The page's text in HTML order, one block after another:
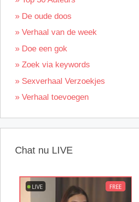
» De oude doos
» Verhaal van de week
» Doe een gok
» Zoek via keywords
» Sexverhaal Verzoekjes
» Verhaal toevoegen
Chat nu LIVE